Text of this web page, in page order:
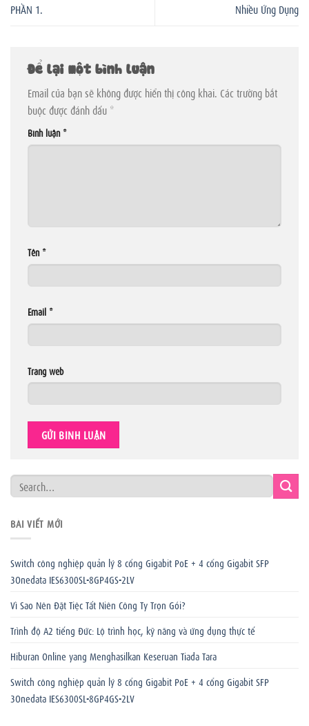
PHẦN 1.
Nhiều Ứng Dụng
Để lại một bình luận
Email của bạn sẽ không được hiển thị công khai. Các trường bắt
buộc được đánh dấu *
Bình luận *
Tên *
Email *
Trang web
BÀI VIẾT MỚI
Switch công nghiệp quản lý 8 cổng Gigabit PoE + 4 cổng Gigabit SFP
3Onedata IES6300SL-8GP4GS-2LV
Vì Sao Nên Đặt Tiệc Tất Niên Công Ty Trọn Gói?
Trình độ A2 tiếng Đức: Lộ trình học, kỹ năng và ứng dụng thực tế
Hiburan Online yang Menghasilkan Keseruan Tiada Tara
Switch công nghiệp quản lý 8 cổng Gigabit PoE + 4 cổng Gigabit SFP
3Onedata IES6300SL-8GP4GS-2LV